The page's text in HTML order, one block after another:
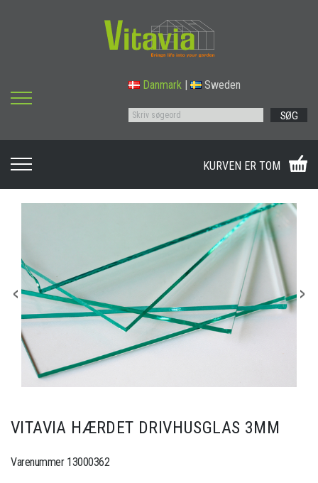
Danmark Sweden
SØG
KURVEN ER TOM
VITAVIA HÆRDET DRIVHUSGLAS 3MM
Varenummer 13000362